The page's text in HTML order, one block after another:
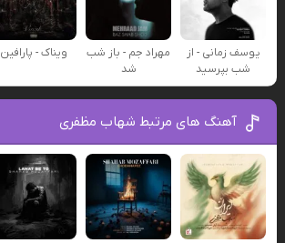
یوسف زمانی - از
شب بپرسید
مهراد جم - باز شب
شد
ویناک - پارافین
آهنگ های مرتبط شهاب مظفری